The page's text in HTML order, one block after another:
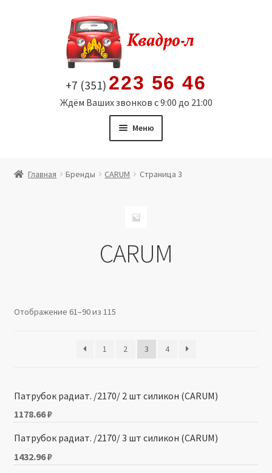
содержимому
+7 (351) 223 56 46
Ждём Ваших звонков с 9:00 до 21:00
Меню
Политика в отношении обработки персональных
Главная Бренды CARUM Страница 3
CARUM
Отображение 61–90 из 115
1 2 3 4
Патрубок радиат. /2170/ 2 шт силикон (CARUM)
1178.66₽
Патрубок радиат. /2170/ 3 шт силикон (CARUM)
1432.96₽